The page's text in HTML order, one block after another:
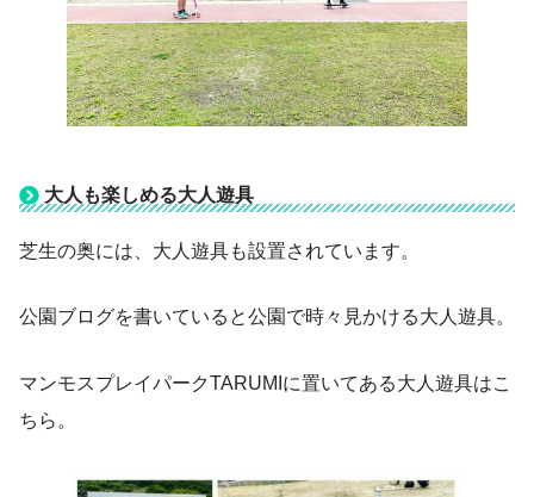
大人も楽しめる大人遊具
芝生の奥には、大人遊具も設置されています。
公園ブログを書いていると公園で時々見かける大人遊具。
マンモスプレイパークTARUMIに置いてある大人遊具はこ
ちら。